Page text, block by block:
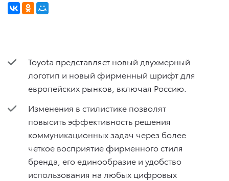
Toyota представляет новый двухмерный
логотип и новый фирменный шрифт для
европейских рынков, включая Россию.
Изменения в стилистике позволят
повысить эффективность решения
коммуникационных задач через более
четкое восприятие фирменного стиля
бренда, его единообразие и удобство
использования на любых цифровых